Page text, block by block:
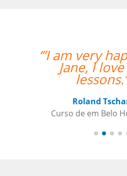
“”O curso
deu aos
crescer fora
comercial
Vamos
a sua